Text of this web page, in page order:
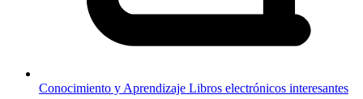
Conocimiento y Aprendizaje Libros electrónicos interesantes